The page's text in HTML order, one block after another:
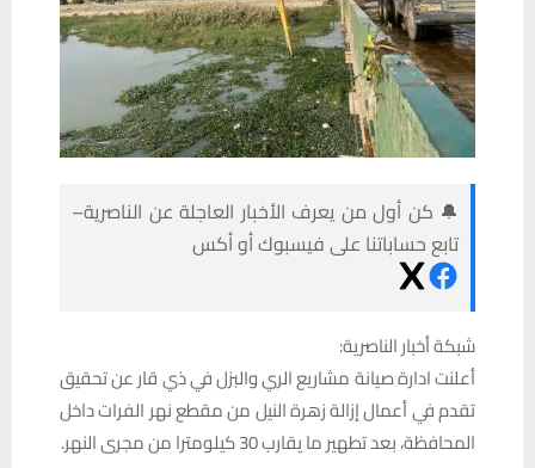
🔔 كن أول من يعرف الأخبار العاجلة عن الناصرية–
تابع حساباتنا على فيسبوك أو أكس
شبكة أخبار الناصرية:
أعلنت ادارة صيانة مشاريع الري والبزل في ذي قار عن تحقيق
تقدم في أعمال إزالة زهرة النيل من مقطع نهر الفرات داخل
المحافظة، بعد تطهير ما يقارب 30 كيلومترا من مجرى النهر.